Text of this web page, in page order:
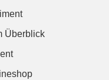
Überblick